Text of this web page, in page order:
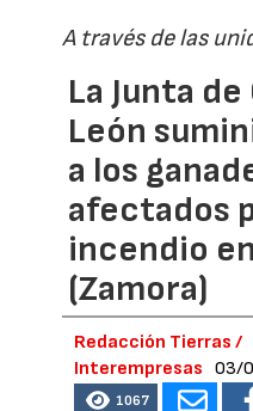
A través de las
La Junta
León
a los
afectados
incendio
(Zamora)
Redacción Tierras /
Interempresas
03/
1067